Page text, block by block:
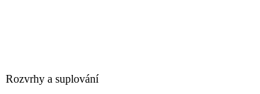
Rozvrhy a suplování